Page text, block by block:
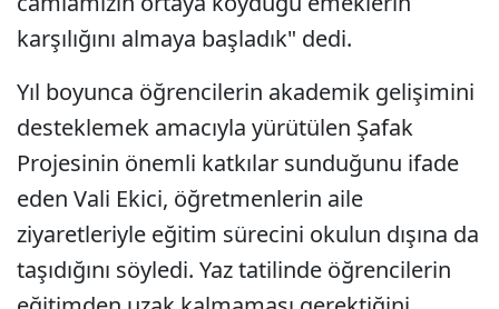
karşılığını almaya başladık" dedi.
Yıl boyunca öğrencilerin akademik gelişimini
desteklemek amacıyla yürütülen Şafak
Projesinin önemli katkılar sunduğunu ifade
eden Vali Ekici, öğretmenlerin aile
ziyaretleriyle eğitim sürecini okulun dışına da
taşıdığını söyledi. Yaz tatilinde öğrencilerin